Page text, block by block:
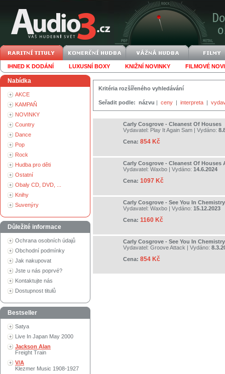
IHNED K DODÁNÍ LUXUSNÍ BOXY KNIŽNÍ NOVINKY FILMOVÉ
Nabídka
AKCE
KAMPAŇ
NOVINKY
Country
Dance
Pop
Rock
Hudba pro děti
Ostatní
Obaly CD, DVD, ...
Knihy
Suvenýry
Důležité informace
Ochrana osobních údajů
Obchodní podmínky
Jak nakupovat
Jste u nás poprvé?
Kontaktujte nás
Dostupnost titulů
Bestseller
Satya
Live In Japan May 2000
Jackson Alan
Freight Train
V/A
Klezmer Music 1908-1927
Kritéria rozšířeného vyhledávání
Seřadit podle: názvu | ceny | interpreta |
Carly Cosgrove - Cleanest Of Houses
Vydavatel: Play It Again Sam | Vydáno:
Cena: 854 Kč
Carly Cosgrove - Cleanest Of Houses
Vydavatel: Waxbo | Vydáno: 14.6.2024
Cena: 1097 Kč
Carly Cosgrove - See You In Chemistry
Vydavatel: Waxbo | Vydáno: 15.12.2023
Cena: 1160 Kč
Carly Cosgrove - See You In
Vydavatel: Groove Attack | Vydáno:
Cena: 854 Kč